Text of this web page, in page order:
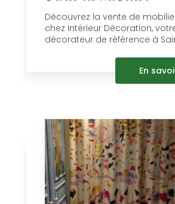
Découvrez la vente de
chez Intérieur Décoration,
décorateur de référence à
En